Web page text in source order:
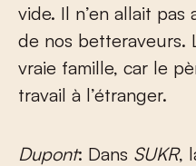
vide. Il n’en allait pas
de nos betteraveurs.
vraie famille, car le
travail à l’étranger.
Dupont: Dans SUKR,